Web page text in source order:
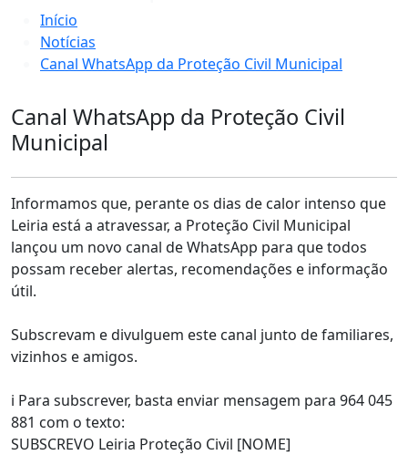
Início
Notícias
Canal WhatsApp da Proteção Civil Municipal
Canal WhatsApp da Proteção Civil
Municipal
Informamos que, perante os dias de calor intenso que
Leiria está a atravessar, a Proteção Civil Municipal
lançou um novo canal de WhatsApp para que todos
possam receber alertas, recomendações e informação
útil.
Subscrevam e divulguem este canal junto de familiares,
vizinhos e amigos.
ℹ️ Para subscrever, basta enviar mensagem para 964 045
881 com o texto:
SUBSCREVO Leiria Proteção Civil [NOME]